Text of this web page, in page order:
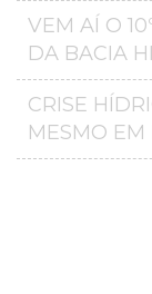
VEM AÍ O
DA BACIA
CRISE
MESMO EM